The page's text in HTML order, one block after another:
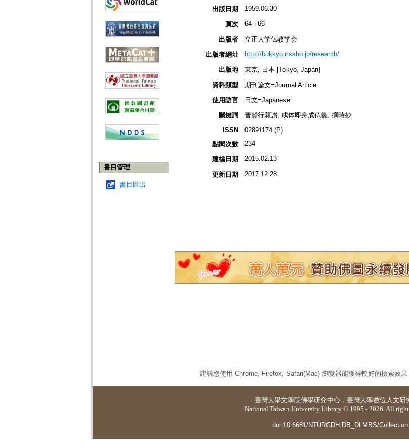
書目管理
書目匯出
出版日期 1959.06.30
頁次 64 - 66
出版者
立正大学仏教学会
出版者網址
http://bukkyo.rissho.jp/research/
出版地
東京, 日本 [Tokyo, Japan]
資料類型
期刊論文=Journal Article
使用語言
日文=Japanese
關鍵詞
普賢行願讃; 戒体即身成仏義; 撰時抄
ISSN
02891174 (P)
點閱次數
234
建檔日期 2015.02.13
更新日期 2017.12.28
建議您使用 Chrome, Firefox, Safari(Mac) 瀏覽器能獲得較好的檢索效果
臺灣大學文學院佛學研究中心 ． 臺灣大學數位人文研
National Taiwan University Library © 1995 - 2026. All
doi:10.6681/NTURCDH.DB_DLMBS/Collection